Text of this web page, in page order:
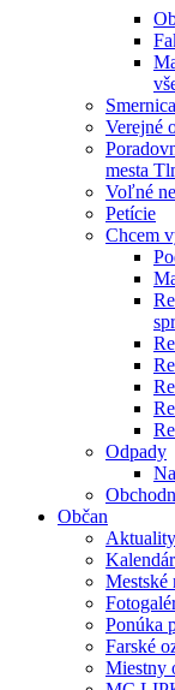
Verejné
mesta
Voľné
Petície
Chcem
Odpady
Občan
Aktuality
Mestské
Ponúka
Farské
Miestny